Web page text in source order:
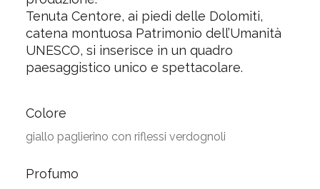
Tenuta Centore, ai piedi delle Dolomiti,
catena montuosa Patrimonio dell’Umanità
UNESCO, si inserisce in un quadro
paesaggistico unico e spettacolare.
Colore
giallo paglierino con riflessi verdognoli
Profumo